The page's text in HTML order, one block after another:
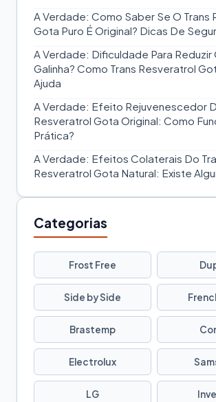
A Verdade: Como Saber Se O Trans
Gota Puro É Original? Dicas De
A Verdade: Dificuldade Para Reduzir
Galinha? Como Trans Resveratrol
Ajuda
A Verdade: Efeito Rejuvenescedor
Resveratrol Gota Original: Como
Prática?
A Verdade: Efeitos Colaterais Do
Resveratrol Gota Natural: Existe
Categorias
Frost Free
Side by Side
Brastemp
Electrolux
LG